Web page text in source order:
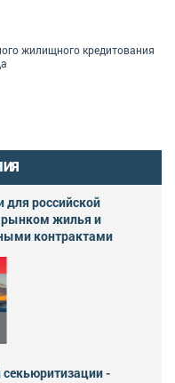
жилищного кредитования
для российской
жилья и
контрактами
-